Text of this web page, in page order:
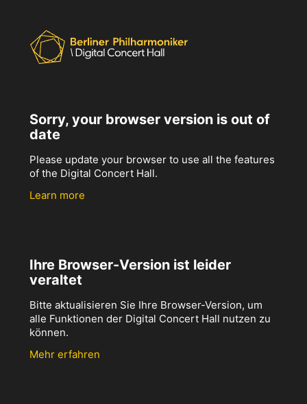
Sorry, your browser version is out of
date
Please update your browser to use all the features
of the Digital Concert Hall.
Learn more
Ihre Browser-Version ist leider
veraltet
Bitte aktualisieren Sie Ihre Browser-Version, um
alle Funktionen der Digital Concert Hall nutzen zu
können.
Mehr erfahren